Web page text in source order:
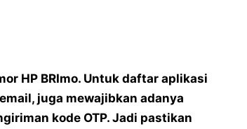
HP BRImo. Untuk daftar aplikasi
juga mewajibkan adanya
kode OTP. Jadi pastikan